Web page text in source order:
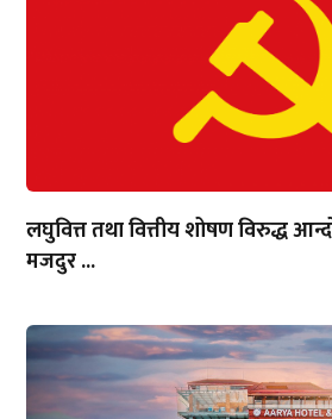
लघुवित्त तथा वित्तीय शोषण विरुद्ध
मजदुर ...